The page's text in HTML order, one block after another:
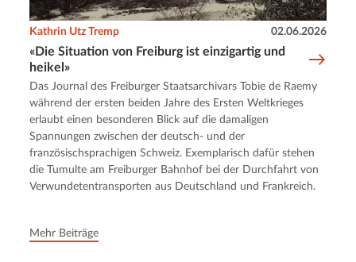
«Die Situation von Freiburg ist einzigartig und
heikel»
Kathrin Utz Tremp 02.06.2026
Das Journal des Freiburger Staatsarchivars Tobie de Raemy
während der ersten beiden Jahre des Ersten Weltkrieges
erlaubt einen besonderen Blick auf die damaligen
Spannungen zwischen der deutsch- und der
französischsprachigen Schweiz. Exemplarisch dafür stehen
die Tumulte am Freiburger Bahnhof bei der Durchfahrt von
Verwundetentransporten aus Deutschland und Frankreich.
Mehr Beiträge